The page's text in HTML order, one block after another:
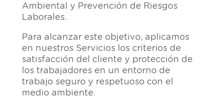
Ambiental y Prevención de Riesgos
Laborales.
Para alcanzar este objetivo, aplicamos
en nuestros Servicios los criterios de
satisfacción del cliente y protección de
los trabajadores en un entorno de
trabajo seguro y respetuoso con el
medio ambiente.